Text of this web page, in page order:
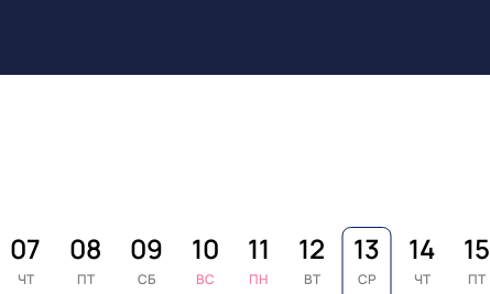
07
ЧТ
08
ПТ
09
СБ
10
ВС
11
ПН
12
ВТ
13
СР
14
ЧТ
15
ПТ